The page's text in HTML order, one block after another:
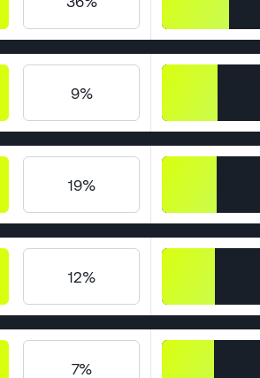
9%
19%
12%
7%